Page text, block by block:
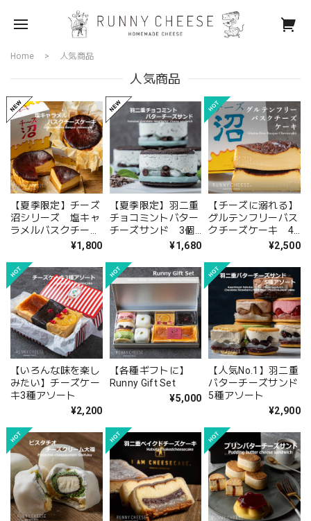
Home 人気商品
人気商品
【夏季限定】チーズ
沼シリーズ 塩キャ
ラメルバスクチーズ
ケーキ 3号
Basque cheesecake
¥1,800
【夏季限定】羽二重
チョコミントバター
チーズサンド 3個
¥1,680
【チーズに溺れる】
グルテンフリーバス
クチーズケーキ 4
¥2,500
【いろんな味を楽し
みたい】チーズケー
キ3種アソート
¥2,200
【各種ギフトに】
Runny Gift Set
¥5,000
【人気No.1】羽二重
バターチーズサンド
5種アソート
¥2,900